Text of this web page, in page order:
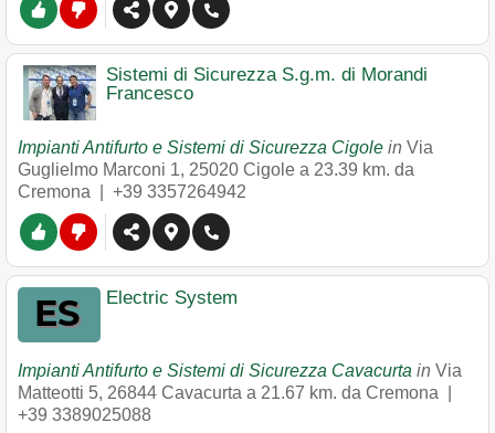
Sistemi di Sicurezza S.g.m. di Morandi
Francesco
Impianti Antifurto e Sistemi di Sicurezza Cigole in Via
Guglielmo Marconi 1, 25020 Cigole a 23.39 km. da
Cremona | +39 3357264942
Electric System
Impianti Antifurto e Sistemi di Sicurezza Cavacurta in Via
Matteotti 5, 26844 Cavacurta a 21.67 km. da Cremona |
+39 3389025088